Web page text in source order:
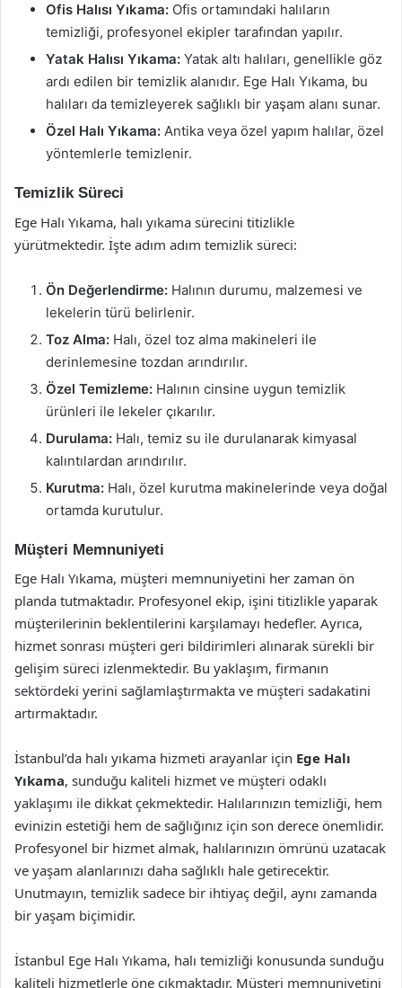
Ofis Halısı Yıkama: Ofis ortamındaki halıların
temizliği, profesyonel ekipler tarafından yapılır.
Yatak Halısı Yıkama: Yatak altı halıları, genellikle göz
ardı edilen bir temizlik alanıdır. Ege Halı Yıkama, bu
halıları da temizleyerek sağlıklı bir yaşam alanı sunar.
Özel Halı Yıkama: Antika veya özel yapım halılar, özel
yöntemlerle temizlenir.
Temizlik Süreci
Ege Halı Yıkama, halı yıkama sürecini titizlikle
yürütmektedir. İşte adım adım temizlik süreci:
Ön Değerlendirme: Halının durumu, malzemesi ve
lekelerin türü belirlenir.
Toz Alma: Halı, özel toz alma makineleri ile
derinlemesine tozdan arındırılır.
Özel Temizleme: Halının cinsine uygun temizlik
ürünleri ile lekeler çıkarılır.
Durulama: Halı, temiz su ile durulanarak kimyasal
kalıntılardan arındırılır.
Kurutma: Halı, özel kurutma makinelerinde veya doğal
ortamda kurutulur.
Müşteri Memnuniyeti
Ege Halı Yıkama, müşteri memnuniyetini her zaman ön
planda tutmaktadır. Profesyonel ekip, işini titizlikle yaparak
müşterilerinin beklentilerini karşılamayı hedefler. Ayrıca,
hizmet sonrası müşteri geri bildirimleri alınarak sürekli bir
gelişim süreci izlenmektedir. Bu yaklaşım, firmanın
sektördeki yerini sağlamlaştırmakta ve müşteri sadakatini
artırmaktadır.
İstanbul’da halı yıkama hizmeti arayanlar için Ege Halı
Yıkama, sunduğu kaliteli hizmet ve müşteri odaklı
yaklaşımı ile dikkat çekmektedir. Halılarınızın temizliği, hem
evinizin estetiği hem de sağlığınız için son derece önemlidir.
Profesyonel bir hizmet almak, halılarınızın ömrünü uzatacak
ve yaşam alanlarınızı daha sağlıklı hale getirecektir.
Unutmayın, temizlik sadece bir ihtiyaç değil, aynı zamanda
bir yaşam biçimidir.
İstanbul Ege Halı Yıkama, halı temizliği konusunda sunduğu
kaliteli hizmetlerle öne çıkmaktadır. Müşteri memnuniyetini